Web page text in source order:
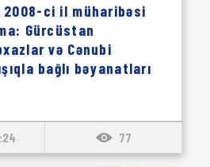
2008-ci il müharibəsi
Gürcüstan
və Cənubi
bağlı bəyanatları
77